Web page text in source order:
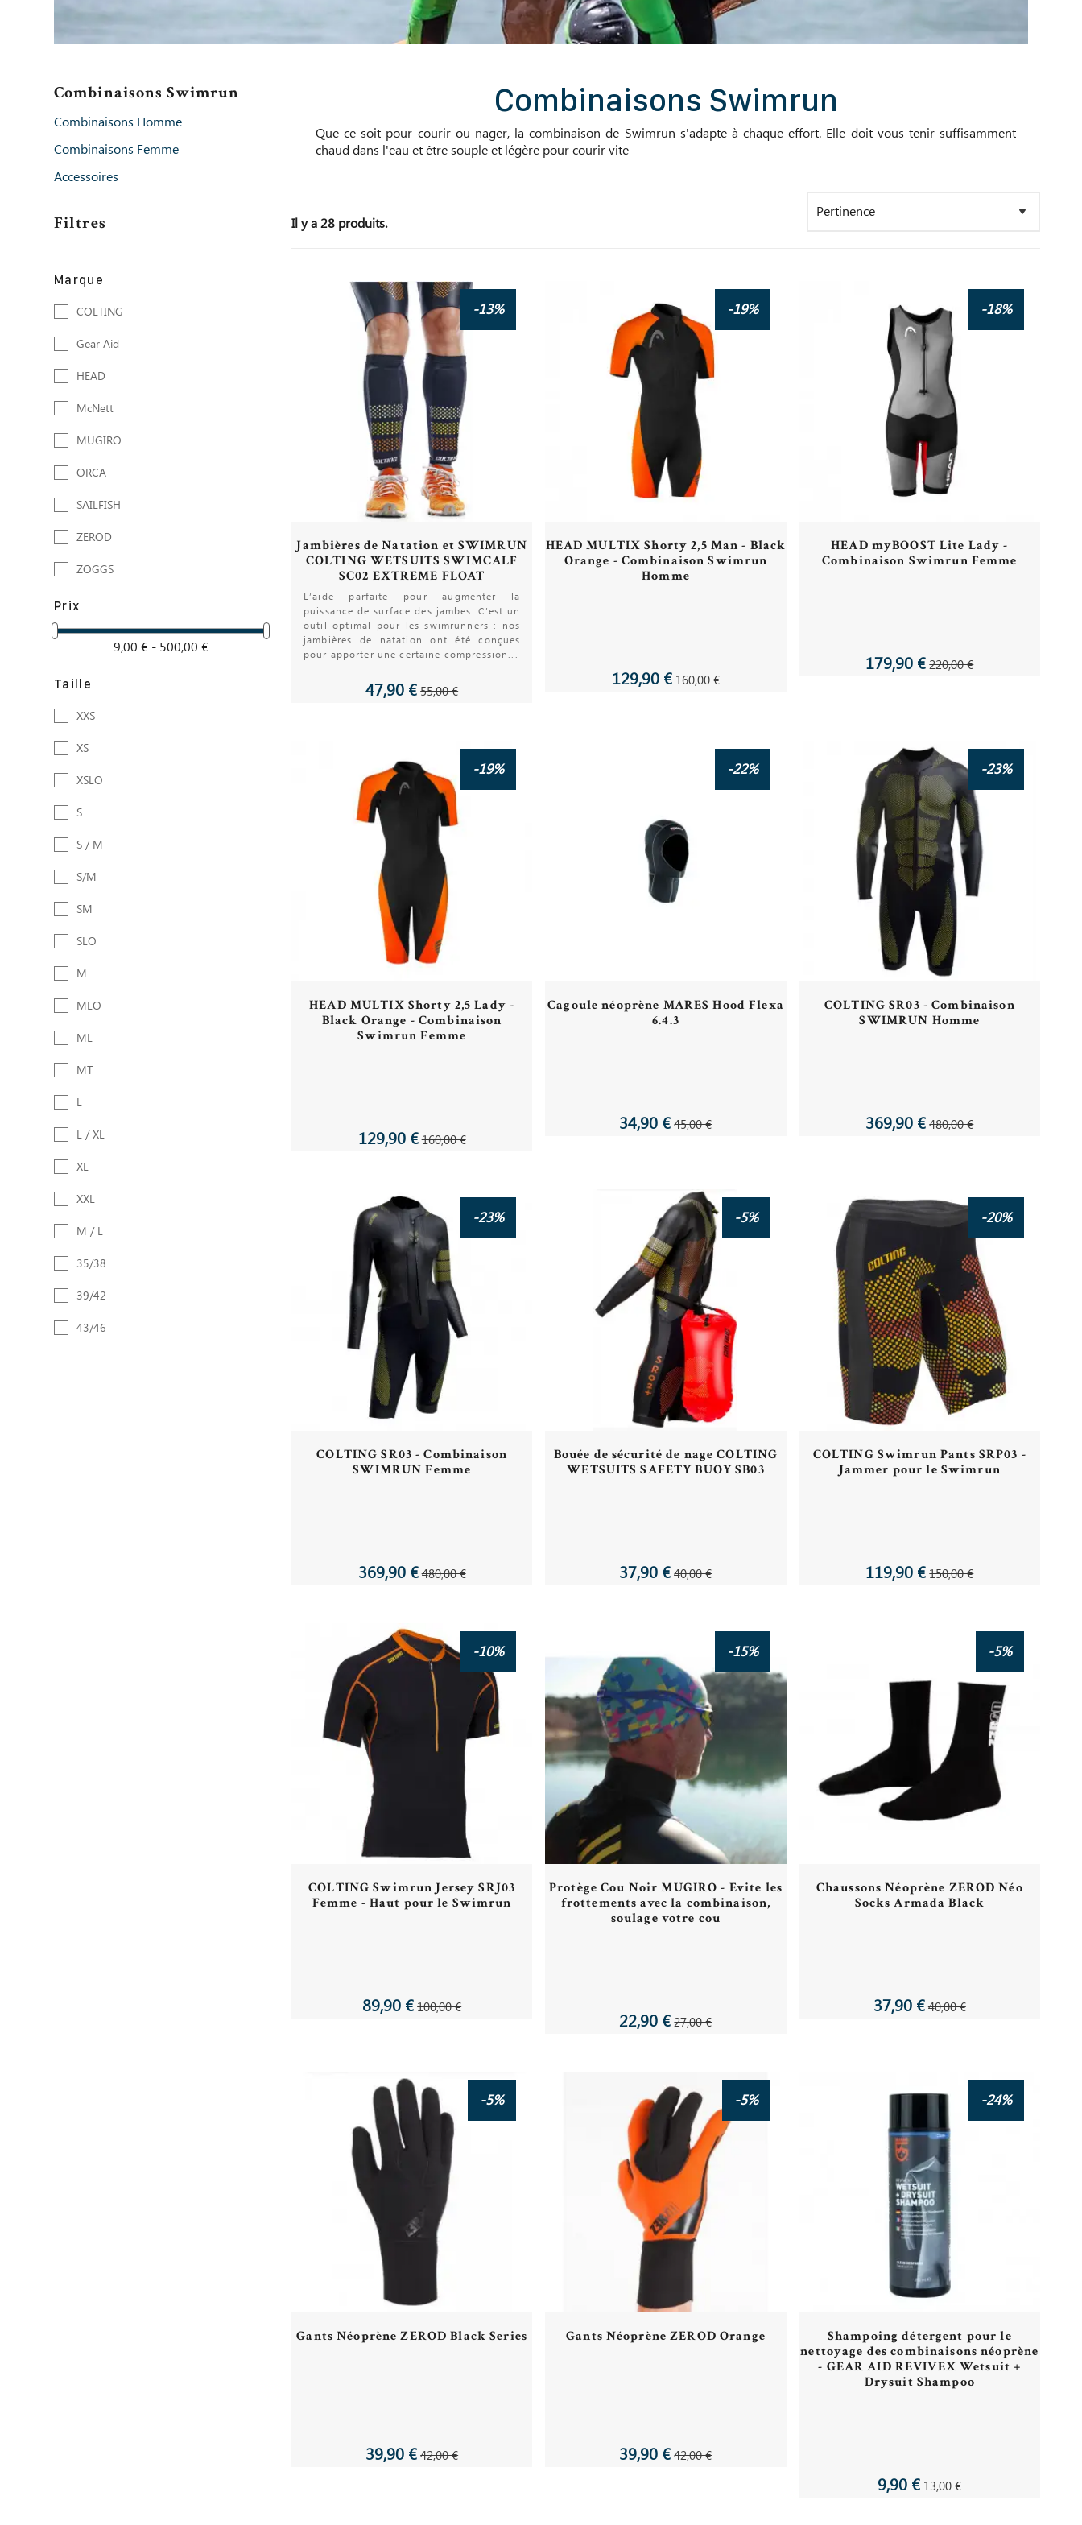
Combinaisons Swimrun
Combinaisons Homme
Combinaisons Femme
Accessoires
Filtres
Marque
COLTING
Gear Aid
HEAD
McNett
MUGIRO
ORCA
SAILFISH
ZEROD
ZOGGS
Prix
9,00 € - 500,00 €
Taille
XXS
XS
XSLO
S
S / M
S/M
SM
SLO
M
MLO
ML
MT
L
L / XL
XL
XXL
M / L
35/38
39/42
43/46
Combinaisons Swimrun
Que ce soit pour courir ou nager, la combinaison de Swimrun s'adapte à chaque effort. Elle doit vous tenir suffisamment
chaud dans l'eau et être souple et légère pour courir vite
Il y a 28 produits.
-13%
Jambières de Natation et SWIMRUN
COLTING WETSUITS SWIMCALF
SC02 EXTREME FLOAT
L’aide parfaite pour augmenter la
puissance de surface des jambes. C’est un
outil optimal pour les swimrunners : nos
jambières de natation ont été conçues
pour apporter une certaine compression...
47,90 €55,00 €
-19%
HEAD MULTIX Shorty 2,5 Man - Black
Orange - Combinaison Swimrun
Homme
129,90 €160,00 €
-18%
HEAD myBOOST Lite Lady -
Combinaison Swimrun Femme
179,90 €220,00 €
-19%
HEAD MULTIX Shorty 2,5 Lady -
Black Orange - Combinaison
Swimrun Femme
129,90 €160,00 €
-22%
Cagoule néoprène MARES Hood Flexa
6.4.3
34,90 €45,00 €
-23%
COLTING SR03 - Combinaison
SWIMRUN Homme
369,90 €480,00 €
-23%
COLTING SR03 - Combinaison
SWIMRUN Femme
369,90 €480,00 €
-5%
Bouée de sécurité de nage COLTING
WETSUITS SAFETY BUOY SB03
37,90 €40,00 €
-20%
COLTING Swimrun Pants SRP03 -
Jammer pour le Swimrun
119,90 €150,00 €
-10%
COLTING Swimrun Jersey SRJ03
Femme - Haut pour le Swimrun
89,90 €100,00 €
-15%
Protège Cou Noir MUGIRO - Evite les
frottements avec la combinaison,
soulage votre cou
22,90 €27,00 €
-5%
Chaussons Néoprène ZEROD Néo
Socks Armada Black
37,90 €40,00 €
-5%
Gants Néoprène ZEROD Black Series
39,90 €42,00 €
-5%
Gants Néoprène ZEROD Orange
39,90 €42,00 €
-24%
Shampoing détergent pour le
nettoyage des combinaisons néoprène
- GEAR AID REVIVEX Wetsuit +
Drysuit Shampoo
9,90 €13,00 €